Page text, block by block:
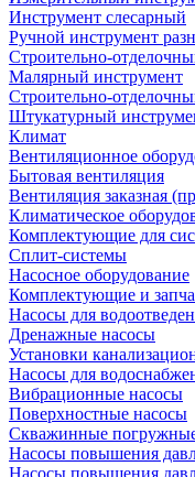
Инструмент слесарный
Ручной инструмент
Строительно-
Малярный инструмент
Строительно-
Штукатурный
Климат
Вентиляционное
Бытовая вентиляция
Вентиляция заказная
Климатическое
Комплектующие для
Сплит-системы
Насосное оборудование
Комплектующие и
Насосы для
Дренажные насосы
Установки
Насосы для
Вибрационные насосы
Поверхностные насосы
Скважинные
Насосы повышения
Насосы повышения